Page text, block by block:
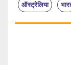
ऑस्ट्रेलिया